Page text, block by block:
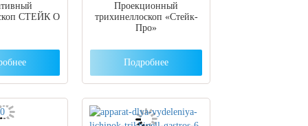
СТЕЙК О
Проекционный
трихинеллоскоп «Стейк-
Про»
Подробнее